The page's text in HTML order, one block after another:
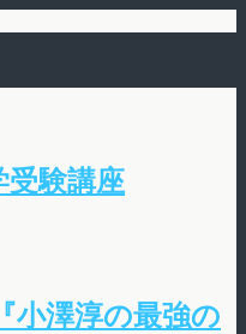
験講座
小澤淳の最強の